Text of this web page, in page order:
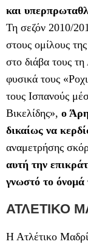
και
Τη σεζόν 2010/
στους ομίλους
στο διάβα τους
φυσικά τους
τους Ισπανούς
Βικελίδης», ο
δικαίως να
αναμετρήσης
αυτή την
γνωστό το
ΑΤΛΕΤΙΚΟ
Η Ατλέτικο